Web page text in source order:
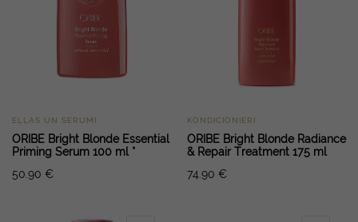
EĻĻAS UN SERUMI
ORIBE Bright Blonde Essential
Priming Serum 100 ml *
50.90 €
KONDICIONIERI
ORIBE Bright Blonde Radiance
& Repair Treatment 175 ml
74.90 €